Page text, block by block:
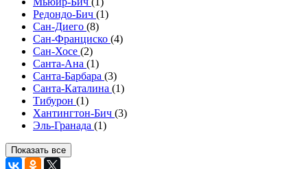
Редондо-Бич (1)
Сан-Диего (8)
Сан-Франциско (4)
Сан-Хосе (2)
Санта-Ана (1)
Санта-Барбара (3)
Санта-Каталина (1)
Тибурон (1)
Хантингтон-Бич (3)
Эль-Гранада (1)
Показать все